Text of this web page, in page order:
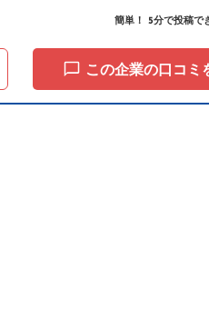
簡単！ 5分で投稿で
この企業の口コミ